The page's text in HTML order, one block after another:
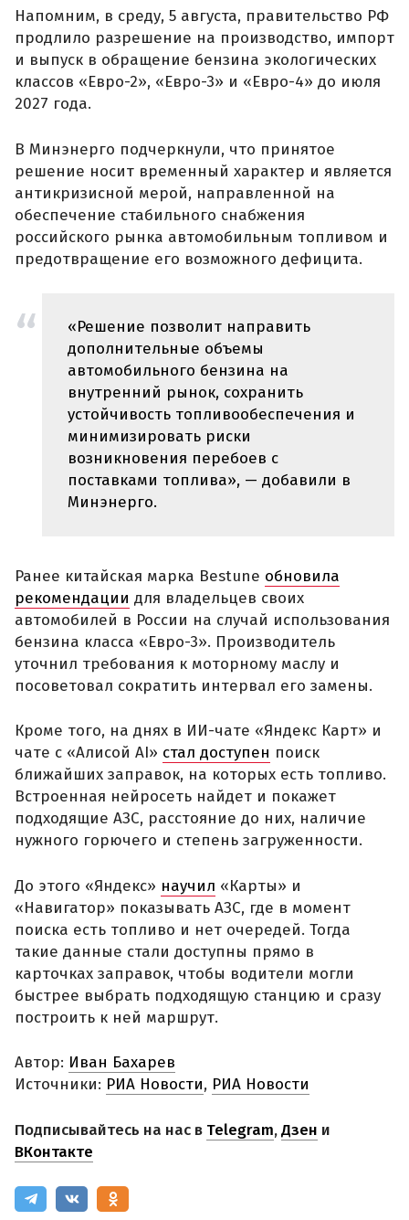
Напомним, в среду, 5 августа, правительство РФ
продлило разрешение на производство, импорт
и выпуск в обращение бензина экологических
классов «Евро-2», «Евро-3» и «Евро-4» до июля
2027 года.
В Минэнерго подчеркнули, что принятое
решение носит временный характер и является
антикризисной мерой, направленной на
обеспечение стабильного снабжения
российского рынка автомобильным топливом и
предотвращение его возможного дефицита.
«Решение позволит направить
дополнительные объемы
автомобильного бензина на
внутренний рынок, сохранить
устойчивость топливообеспечения и
минимизировать риски
возникновения перебоев с
поставками топлива», — добавили в
Минэнерго.
Ранее китайская марка Bestune обновила
рекомендации для владельцев своих
автомобилей в России на случай использования
бензина класса «Евро-3». Производитель
уточнил требования к моторному маслу и
посоветовал сократить интервал его замены.
Кроме того, на днях в ИИ-чате «Яндекс Карт» и
чате с «Алисой AI» стал доступен поиск
ближайших заправок, на которых есть топливо.
Встроенная нейросеть найдет и покажет
подходящие АЗС, расстояние до них, наличие
нужного горючего и степень загруженности.
До этого «Яндекс» научил «Карты» и
«Навигатор» показывать АЗС, где в момент
поиска есть топливо и нет очередей. Тогда
такие данные стали доступны прямо в
карточках заправок, чтобы водители могли
быстрее выбрать подходящую станцию и сразу
построить к ней маршрут.
Автор: Иван Бахарев
Источники: РИА Новости, РИА Новости
Подписывайтесь на нас в Telegram,Дзен и
ВКонтакте